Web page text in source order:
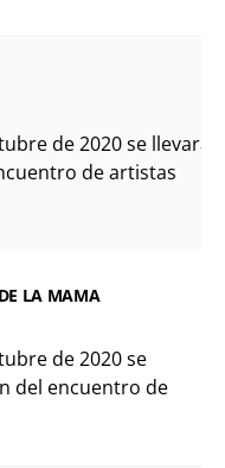
de 2020 se llevará
de artistas
LA MAMA
de 2020 se
del encuentro de